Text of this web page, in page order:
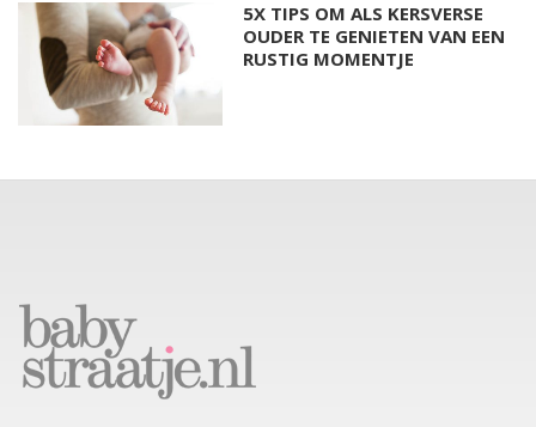
5X TIPS OM ALS KERSVERSE
OUDER TE GENIETEN VAN EEN
RUSTIG MOMENTJE